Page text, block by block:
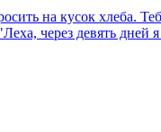
на кусок хлеба.
через девять дней я